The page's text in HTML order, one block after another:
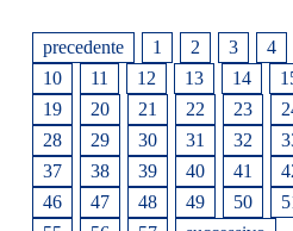
precedente 1 2 3 4
10
11 12 13 14
19
20 21 22 23
28
29 30 31 32
37
38 39 40 41
46
47 48 49 50